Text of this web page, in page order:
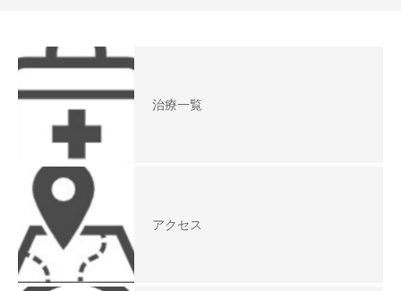
治療一覧
アクセス